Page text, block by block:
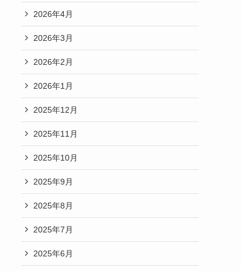
2026年4月
2026年3月
2026年2月
2026年1月
2025年12月
2025年11月
2025年10月
2025年9月
2025年8月
2025年7月
2025年6月